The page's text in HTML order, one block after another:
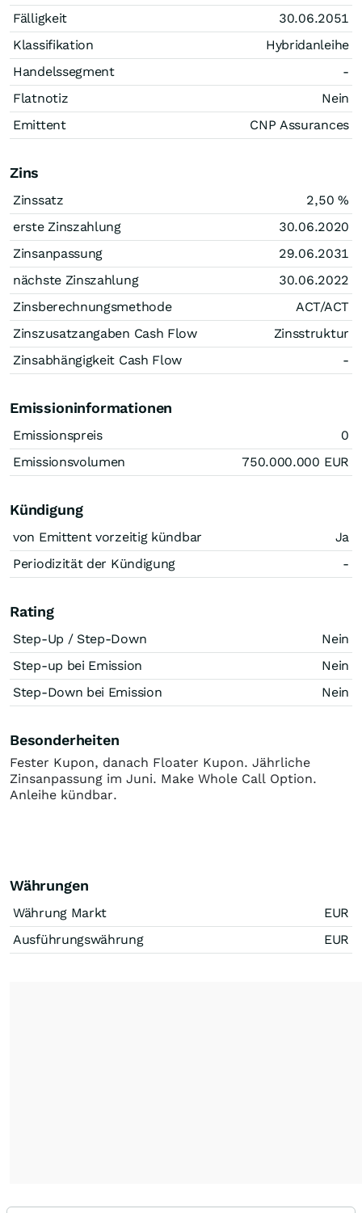
Fälligkeit
30.06.2051
Klassifikation
Hybridanleihe
Handelssegment
-
Flatnotiz
Nein
Emittent
CNP Assurances
Zins
Zinssatz 2,50 %
erste Zinszahlung
30.06.2020
Zinsanpassung
29.06.2031
nächste Zinszahlung
30.06.2022
Zinsberechnungsmethode
ACT/ACT
Zinszusatzangaben Cash Flow
Zinsstruktur
Zinsabhängigkeit Cash Flow
-
Emissioninformationen
Emissionspreis
0
Emissionsvolumen
750.000.000 EUR
Kündigung
von Emittent vorzeitig kündbar
Ja
Periodizität der Kündigung
-
Rating
Step-Up / Step-Down
Nein
Step-up bei Emission
Nein
Step-Down bei Emission
Nein
Besonderheiten
Fester Kupon, danach Floater Kupon. Jährliche
Zinsanpassung im Juni. Make Whole Call Option.
Anleihe kündbar.
Währungen
Währung Markt
EUR
Ausführungswährung
EUR